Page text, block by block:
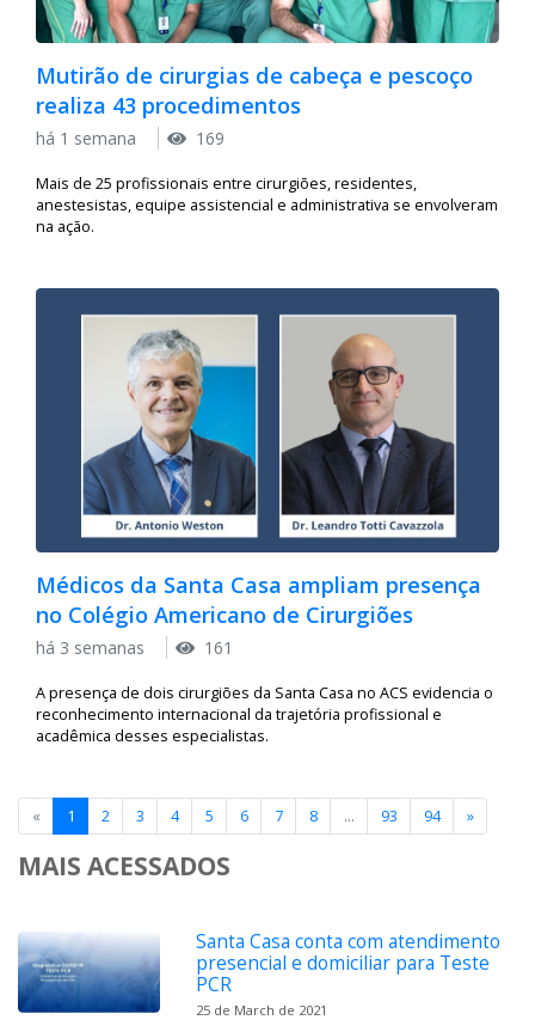
Mutirão de cirurgias de cabeça e pescoço
realiza 43 procedimentos
há 1 semana 169
Mais de 25 profissionais entre cirurgiões, residentes,
anestesistas, equipe assistencial e administrativa se envolveram
na ação.
Médicos da Santa Casa ampliam presença
no Colégio Americano de Cirurgiões
há 3 semanas 161
A presença de dois cirurgiões da Santa Casa no ACS evidencia o
reconhecimento internacional da trajetória profissional e
acadêmica desses especialistas.
« 1 2 3 4 5 6 7 8 ... 93 94 »
MAIS ACESSADOS
Santa Casa conta com atendimento
presencial e domiciliar para Teste
PCR
25 de March de 2021